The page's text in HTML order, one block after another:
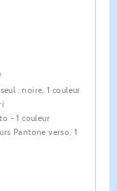
: noire, 1 couleur
- 1 couleur
Pantone verso, 1